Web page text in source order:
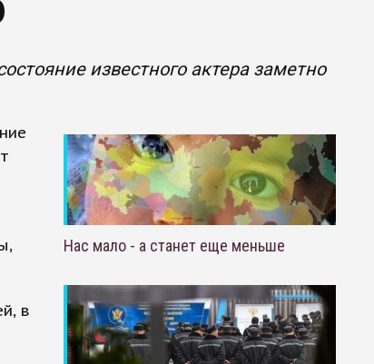
известного актера заметно
в
Нас мало - а станет еще меньше